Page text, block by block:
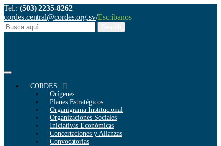
Tel.: (503) 2235-8262
cordes.central@cordes.org.sv/Escríbanos
CORDES
Orígenes
Planes Estratégicos
Organigrama Institucional
Organizaciones Sociales
Iniciativas Económicas
Concertaciones y Alianzas
Convocatorias